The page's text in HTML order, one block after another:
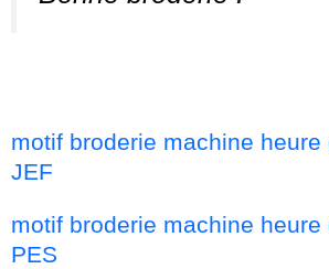
motif broderie machine heure
JEF
motif broderie machine heure
PES